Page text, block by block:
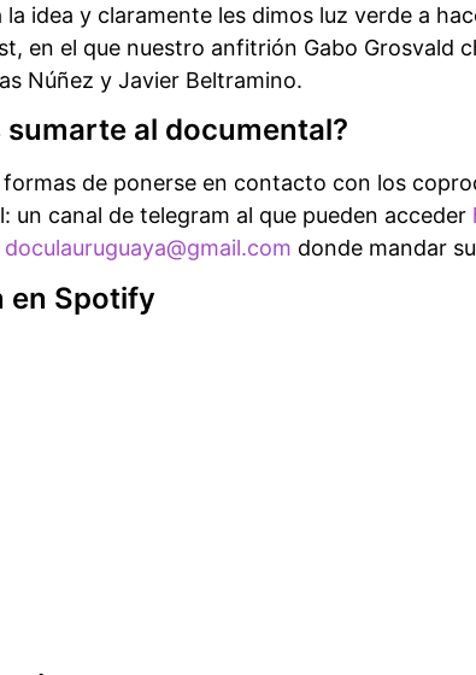
la idea y claramente les dimos luz verde a
en el que nuestro anfitrión Gabo Grosvald
Núñez y Javier Beltramino.
sumarte al documental?
de ponerse en contacto con los
un canal de telegram al que pueden acceder
doculauruguaya@gmail.com donde mandar
en Spotify